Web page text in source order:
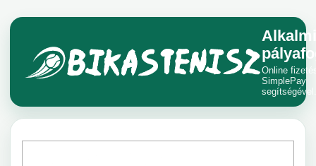
Alkalmi
Online
SimplePay
segítségével.